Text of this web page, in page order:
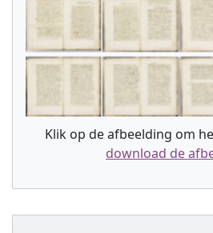
Klik op de afbeelding om
download de